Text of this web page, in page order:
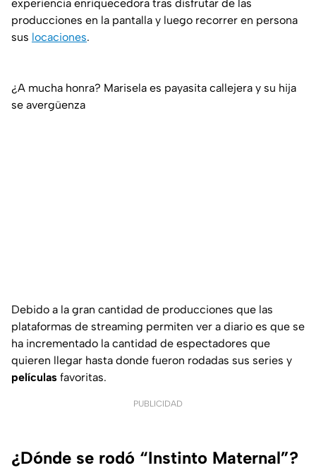
experiencia enriquecedora tras disfrutar de las
producciones en la pantalla y luego recorrer en persona
sus locaciones.
¿A mucha honra? Marisela es payasita callejera y su hija
se avergüenza
Debido a la gran cantidad de producciones que las
plataformas de streaming permiten ver a diario es que se
ha incrementado la cantidad de espectadores que
quieren llegar hasta donde fueron rodadas sus series y
películas favoritas.
PUBLICIDAD
¿Dónde se rodó “Instinto Maternal”?